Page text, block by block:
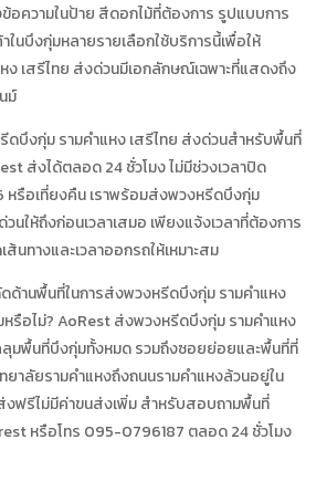
อความในป้าย สีดอกไม้ที่ต้องการ รูปแบบการ
ในบึงกุ่มหลายรายเลือกใช้บริการนี้เพื่อให้
ง เสรีไทย ส่งด่วนมีเอกลักษณ์เฉพาะที่แสดงถึง
ม์
รีดบึงกุ่ม รามคำแหง เสรีไทย ส่งด่วนสำหรับพื้นที่
ส่งได้ตลอด 24 ชั่วโมง ไม่มีช่วงเวลาปิด
หรือเที่ยงคืน เราพร้อมส่งพวงหรีดบึงกุ่ม
นให้ถึงก่อนเวลาเสมอ เพียงแจ้งเวลาที่ต้องการ
นทางและเวลาออกรถให้เหมาะสม
ด้านพื้นที่ในการส่งพวงหรีดบึงกุ่ม รามคำแหง
หรือไม่? AoRest ส่งพวงหรีดบึงกุ่ม รามคำแหง
มพื้นที่บึงกุ่มทั้งหมด รวมถึงซอยย่อยและพื้นที่ที่
ยาลัยรามคำแหงถึงถนนรามคำแหงล้วนอยู่ใน
งฟรีไม่มีค่าขนส่งเพิ่ม สำหรับสอบถามพื้นที่
หรือโทร 095-0796187 ตลอด 24 ชั่วโมง